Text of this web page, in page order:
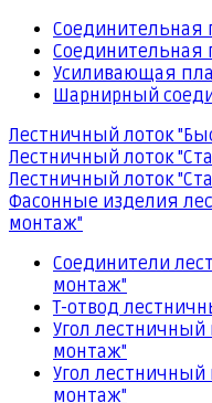
Соединительная
Соединительная
Усиливающая
Шарнирный
Лестничный лоток
Лестничный лоток
Лестничный лоток
Фасонные изделия
монтаж"
Соединители
монтаж"
Т-отвод
Угол
монтаж"
Угол
монтаж"